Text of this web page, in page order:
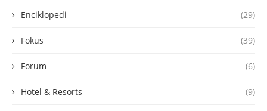
Enciklopedi (29)
Fokus (39)
Forum (6)
Hotel & Resorts (9)